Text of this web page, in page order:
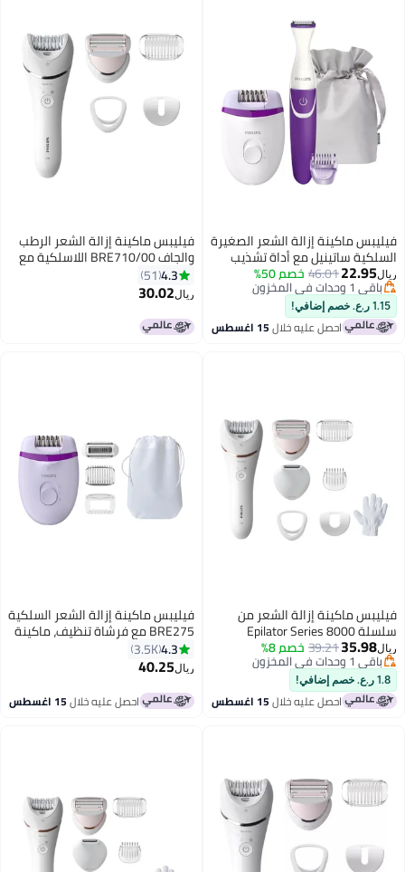
فيليبس ماكينة إزالة الشعر الرطب
والجاف BRE710/00 اللاسلكية مع
الملحقات
4.3
51
ريال30.02
فيليبس ماكينة إزالة الشعر السلكية
BRE275 مع فرشاة تنظيف، ماكينة
حلاقة، مشط ماكينة حلاقة، غطاء
تدليك وحقيبة
4.3
3.5K
ريال40.25
احصل عليه خلال15 اغسطس